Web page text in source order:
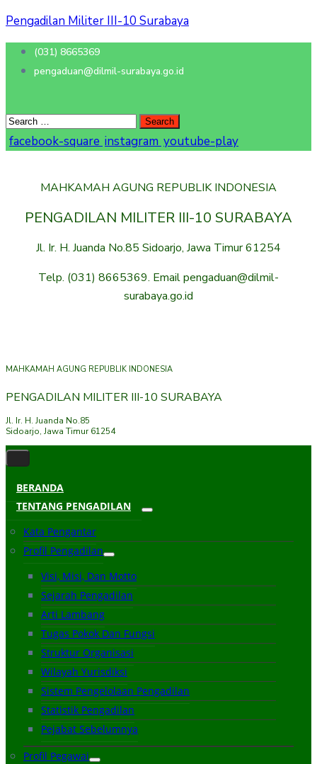
Pengadilan Militer III-10 Surabaya
(031) 8665369
pengaduan@dilmil-surabaya.go.id
facebook-square instagram youtube-play
MAHKAMAH AGUNG REPUBLIK INDONESIA
PENGADILAN MILITER III-10 SURABAYA
Jl. Ir. H. Juanda No.85 Sidoarjo, Jawa Timur 61254
Telp. (031) 8665369. Email pengaduan@dilmil-
surabaya.go.id
MAHKAMAH AGUNG REPUBLIK INDONESIA
PENGADILAN MILITER III-10 SURABAYA
Jl. Ir. H. Juanda No.85
Sidoarjo, Jawa Timur 61254
BERANDA
TENTANG PENGADILAN
Kata Pengantar
Profil Pengadilan
Visi, Misi, Dan Motto
Sejarah Pengadilan
Arti Lambang
Tugas Pokok Dan Fungsi
Struktur Organisasi
Wilayah Yurisdiksi
Sistem Pengelolaan Pengadilan
Statistik Pengadilan
Pejabat Sebelumnya
Profil Pegawai